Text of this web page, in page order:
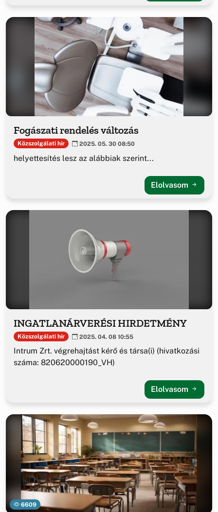
Fogászati rendelés változás
Közszolgálati hír 2025. 05. 30 08:50
helyettesítés lesz az alábbiak szerint...
Elolvasom
INGATLANÁRVERÉSI HIRDETMÉNY
Közszolgálati hír 2025. 04. 08 10:55
Intrum Zrt. végrehajtást kérő és társa(i) (hivatkozási
száma: 820620000190_VH)
Elolvasom
6609